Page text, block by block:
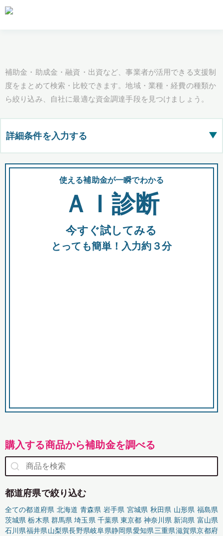
補助金・助成金・融資・出資など、事業者が活用できる支援制
度をまとめて検索・比較できます。地域・業種・経費の種類か
ら絞り込み、自社に最適な資金調達手段を見つけましょう。
詳細条件を入力する ▶
都道府県
全国の検索結果を含めて表示
助成金 融資 出資
使える補助金が一瞬でわかる
ＡＩ診断
今すぐ試してみる
とっても簡単！入力約３分
購入する商品から補助金を調べる
都道府県で絞り込む
全ての都道府県 北海道 青森県 岩手県 宮城県 秋田県 山形県 福島県
茨城県 栃木県 群馬県 埼玉県 千葉県 東京都 神奈川県 新潟県 富山県
石川県福井県山梨県長野県岐阜県静岡県愛知県三重県滋賀県京都府